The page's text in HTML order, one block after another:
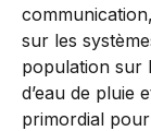
sur les
population sur
d’eau de pluie
primordial